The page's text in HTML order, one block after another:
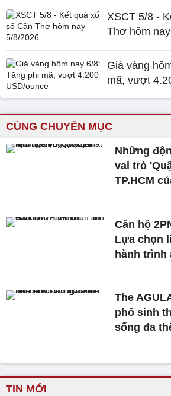
XSCT 5/8 -
Thơ hôm
Giá vàng
mã, vượt
CÙNG CHUYÊN MỤC
Những
vai trò
TP.HCM
Căn hộ
Lựa chọn
hành trình
The
phố sinh
sống đa
TIN MỚI